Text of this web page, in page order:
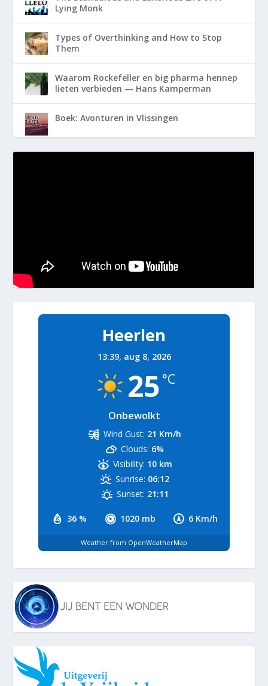
Lying Monk
Types of Overthinking and How to Stop
Them
Waarom Rockefeller en big pharma hennep
lieten verbieden — Hans Kamperman
Boek: Avonturen in Vlissingen
Heerlen
13:39, aug 8, 2026
25 °C
Onbewolkt
36 % 1020 mb 6 Km/h
Wind Gust: 21 Km/h
Clouds: 6%
Visibility: 10 km
Sunrise: 06:12
Sunset: 21:11
Weather from OpenWeatherMap